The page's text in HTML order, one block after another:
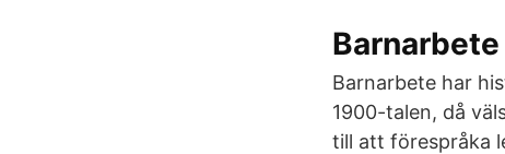
Barnarbete har
1900-talen, då
till att förespråka